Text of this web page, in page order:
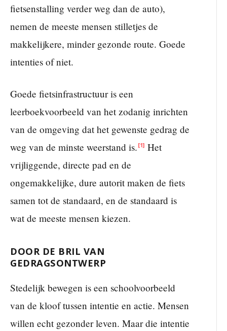
fietsenstalling verder weg dan de auto),
nemen de meeste mensen stilletjes de
makkelijkere, minder gezonde route. Goede
intenties of niet.
Goede fietsinfrastructuur is een
leerboekvoorbeeld van het zodanig inrichten
van de omgeving dat het gewenste gedrag de
weg van de minste weerstand is. [1] Het
vrijliggende, directe pad en de
ongemakkelijke, dure autorit maken de fiets
samen tot de standaard, en de standaard is
wat de meeste mensen kiezen.
DOOR DE BRIL VAN
GEDRAGSONTWERP
Stedelijk bewegen is een schoolvoorbeeld
van de kloof tussen intentie en actie. Mensen
willen echt gezonder leven. Maar die intentie